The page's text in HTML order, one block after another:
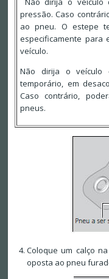
pressão. Caso
ao pneu. O estepe
especificamente para
veículo.
Não dirija o veículo
temporário, em
Caso contrário,
pneus.
Coloque um calço
oposta ao pneu